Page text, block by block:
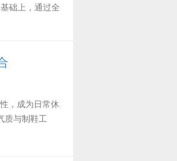
础上，通过全
，成为日常休
质与制鞋工